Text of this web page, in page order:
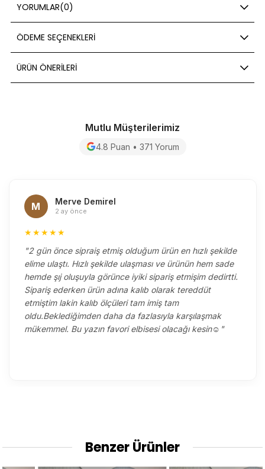
YORUMLAR(0)
ÖDEME SEÇENEKLERI
ÜRÜN ÖNERILERI
Mutlu Müşterilerimiz
4.8 Puan • 371 Yorum
M Merve Demirel
2 ay önce
★★★★★
"2 gün önce sipraiş etmiş olduğum ürün en hızlı şekilde
elime ulaştı. Hızlı şekilde ulaşması ve ürünün hem sade
hemde şıj oluşuyla görünce iyiki sipariş etmişim dedirtti.
Sipariş ederken ürün adına kalıb olarak tereddüt
etmiştim lakin kalıb ölçüleri tam imiş tam
oldu.Beklediğimden daha da fazlasıyla karşılaşmak
mükemmel. Bu yazın favori elbisesi olacağı kesin☺️"
Benzer Ürünler